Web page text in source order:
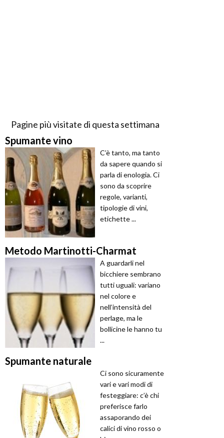
Pagine più visitate di questa settimana
Spumante vino
C’è tanto, ma tanto
da sapere quando si
parla di enologia. Ci
sono da scoprire
regole, varianti,
tipologie di vini,
etichette ...
Metodo Martinotti-Charmat
A guardarli nel
bicchiere sembrano
tutti uguali: variano
nel colore e
nell’intensità del
perlage, ma le
bollicine le hanno tu
...
Spumante naturale
Ci sono sicuramente
vari e vari modi di
festeggiare: c’è chi
preferisce farlo
assaporando dei
calici di vino rosso o